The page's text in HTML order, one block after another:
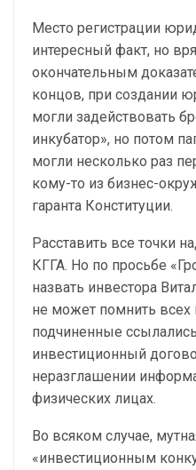
Место регистрации
интересный факт, но
окончательным
концов, при создании
могли задействовать
инкубатор», но потом
могли несколько раз
кому-то из бизнес-
гаранта Конституции.
Расставить все точки
КГГА. Но по просьбе
назвать инвестора
не может помнить всех
подчиненные ссылались
инвестиционный
неразглашении
физических лицах.
Во всяком случае,
«инвестиционным